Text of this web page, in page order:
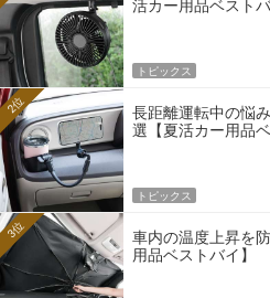
活カー用品ベストバ
トピックス
長距離運転中の悩
選【夏活カー用品ベ
2位
トピックス
車内の温度上昇を
用品ベストバイ】
3位